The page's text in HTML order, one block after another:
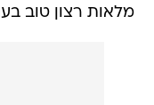
מלאות רצון טוב